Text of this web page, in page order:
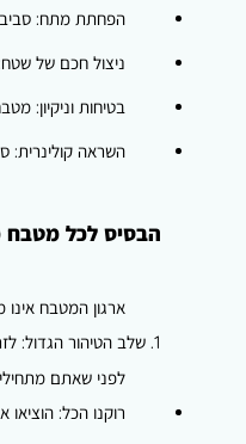
הפחתת מתח:
ניצול חכם של שטח:
בטיחות וניקיון:
השראה קולינרית:
הבסיס לכל
ארגון המטבח
1. שלב הטיהור הגדול: לזרוק, לתרום, לאחסן במקום אחר
לפני שאתם
רוקנו הכל: הוציאו